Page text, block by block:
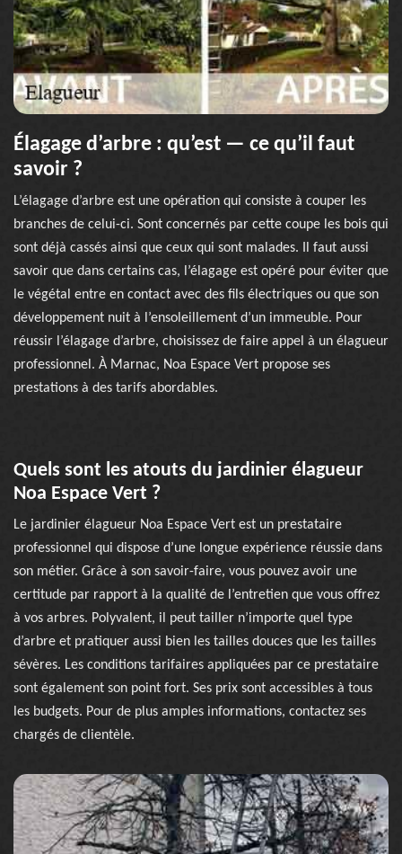
Élagage d’arbre : qu’est — ce qu’il faut
savoir ?
L’élagage d’arbre est une opération qui consiste à couper les
branches de celui-ci. Sont concernés par cette coupe les bois qui
sont déjà cassés ainsi que ceux qui sont malades. Il faut aussi
savoir que dans certains cas, l’élagage est opéré pour éviter que
le végétal entre en contact avec des fils électriques ou que son
développement nuit à l’ensoleillement d’un immeuble. Pour
réussir l’élagage d’arbre, choisissez de faire appel à un élagueur
professionnel. À Marnac, Noa Espace Vert propose ses
prestations à des tarifs abordables.
Quels sont les atouts du jardinier élagueur
Noa Espace Vert ?
Le jardinier élagueur Noa Espace Vert est un prestataire
professionnel qui dispose d’une longue expérience réussie dans
son métier. Grâce à son savoir-faire, vous pouvez avoir une
certitude par rapport à la qualité de l’entretien que vous offrez
à vos arbres. Polyvalent, il peut tailler n’importe quel type
d’arbre et pratiquer aussi bien les tailles douces que les tailles
sévères. Les conditions tarifaires appliquées par ce prestataire
sont également son point fort. Ses prix sont accessibles à tous
les budgets. Pour de plus amples informations, contactez ses
chargés de clientèle.